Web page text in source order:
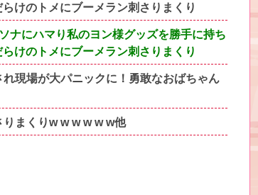
けのトメにブーメラン刺さりまくり
ナにハマり私のヨン様グッズを勝手に持ち
けのトメにブーメラン刺さりまくり
現場が大パニックに！勇敢なおばちゃん
りまくりw w w w w w他